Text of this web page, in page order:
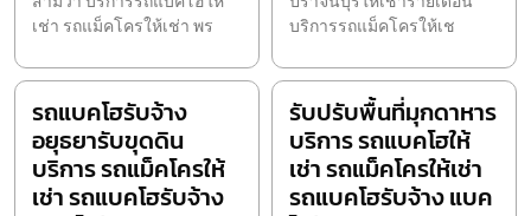
เช่า รถแม็คโครให้เช่า พร
บริการรถแม็คโครให้เช
รถแบคโฮรับจ้าง
อยุธยารับขุดดิน
บริการ รถแม็คโครให้
เช่า รถแบคโฮรับจ้าง
รับปรับพื้นที่มุกดาหาร
บริการ รถแบคโฮให้
เช่า รถแม็คโครให้เช่า
รถแบคโฮรับจ้าง แบค